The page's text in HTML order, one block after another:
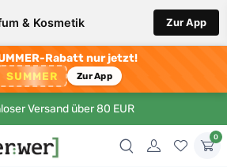
& Kosmetik Zur App
Rabatt nur jetzt!
SUMMER Zur App
Versand über 80 EUR
0